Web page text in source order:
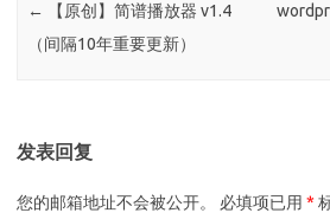
←
【原创】简谱播放器 v1.4
（间隔10年重要更新）
发表回复
您的邮箱地址不会被公开。 必填项已用 *